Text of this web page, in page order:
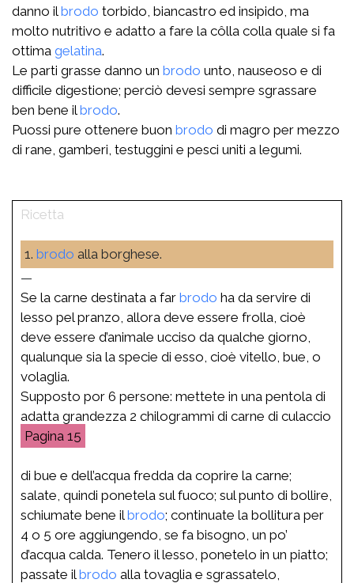
danno ilbrodo torbido, biancastro ed insipido, ma
molto nutritivo e adatto a fare la côlla colla quale si fa
ottima gelatina.
Le parti grasse danno un brodo unto, nauseoso e di
difficile digestione; perciò devesi sempre sgrassare
ben bene ilbrodo.
Puossi pure ottenere buon brodo di magro per mezzo
di rane, gamberi, testuggini e pesci uniti a legumi.
1. brodo alla borghese.
—
Se la carne destinata a far brodo ha da servire di
lesso pel pranzo, allora deve essere frolla, cioè
deve essere d’animale ucciso da qualche giorno,
qualunque sia la specie di esso, cioè vitello, bue, o
volaglia.
Supposto por 6 persone: mettete in una pentola di
adatta grandezza 2 chilogrammi di carne di culaccio
15
di bue e dell’acqua fredda da coprire la carne;
salate, quindi ponetela sul fuoco; sul punto di bollire,
schiumate bene ilbrodo; continuate la bollitura per
4 o 5 ore aggiungendo, se fa bisogno, un po’
d’acqua calda. Tenero il lesso, ponetelo in un piatto;
passate ilbrodo alla tovaglia e sgrassatelo,